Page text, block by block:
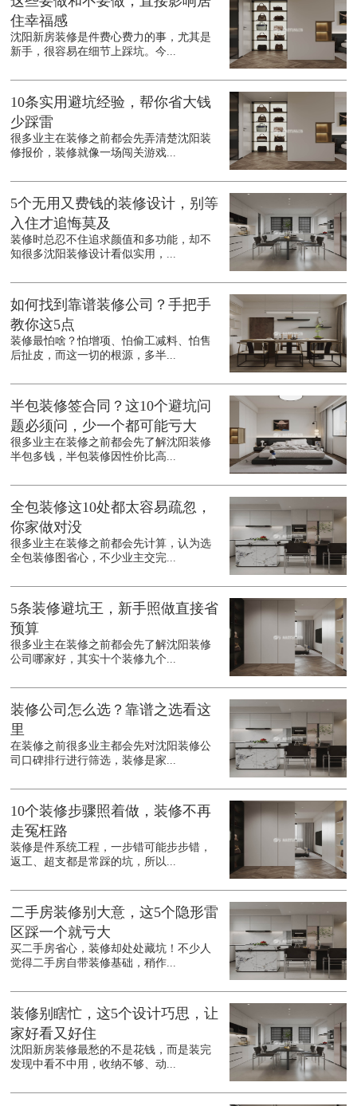
住幸福感
沈阳新房装修是件费心费力的事，尤其是
新手，很容易在细节上踩坑。今...
10条实用避坑经验，帮你省大钱
少踩雷
很多业主在装修之前都会先弄清楚沈阳装
修报价，装修就像一场闯关游戏...
5个无用又费钱的装修设计，别等
入住才追悔莫及
装修时总忍不住追求颜值和多功能，却不
知很多沈阳装修设计看似实用，...
如何找到靠谱装修公司？手把手
教你这5点
装修最怕啥？怕增项、怕偷工减料、怕售
后扯皮，而这一切的根源，多半...
半包装修签合同？这10个避坑问
题必须问，少一个都可能亏大
很多业主在装修之前都会先了解沈阳装修
半包多钱，半包装修因性价比高...
全包装修这10处都太容易疏忽，
你家做对没
很多业主在装修之前都会先计算，认为选
全包装修图省心，不少业主交完...
5条装修避坑王，新手照做直接省
预算
很多业主在装修之前都会先了解沈阳装修
公司哪家好，其实十个装修九个...
装修公司怎么选？靠谱之选看这
里
在装修之前很多业主都会先对沈阳装修公
司口碑排行进行筛选，装修是家...
10个装修步骤照着做，装修不再
走冤枉路
装修是件系统工程，一步错可能步步错，
返工、超支都是常踩的坑，所以...
二手房装修别大意，这5个隐形雷
区踩一个就亏大
买二手房省心，装修却处处藏坑！不少人
觉得二手房自带装修基础，稍作...
装修别瞎忙，这5个设计巧思，让
家好看又好住
沈阳新房装修最愁的不是花钱，而是装完
发现中看不中用，收纳不够、动...